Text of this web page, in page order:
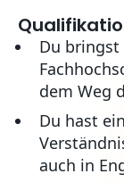
Du
dem Weg
Du hast
auch in